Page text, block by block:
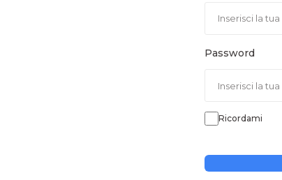
Password
Ricordami